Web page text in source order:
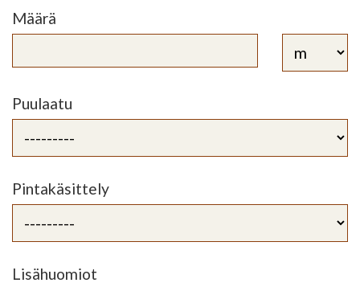
Määrä
Puulaatu
Pintakäsittely
Lisähuomiot